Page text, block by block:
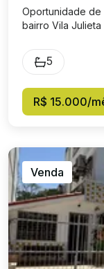
Oportunidade de
bairro Vila Julieta
banheiros
verde com
varandas.
PARCELA
5
R$ 15.000/
Venda